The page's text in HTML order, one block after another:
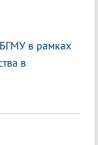
в рамках
в